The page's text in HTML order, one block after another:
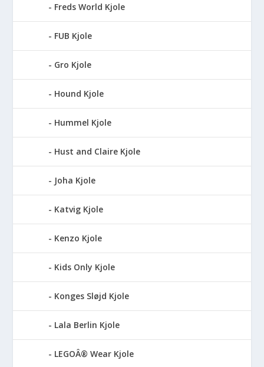
Freds World Kjole
FUB Kjole
Gro Kjole
Hound Kjole
Hummel Kjole
Hust and Claire Kjole
Joha Kjole
Katvig Kjole
Kenzo Kjole
Kids Only Kjole
Konges Sløjd Kjole
Lala Berlin Kjole
LEGOÂ® Wear Kjole